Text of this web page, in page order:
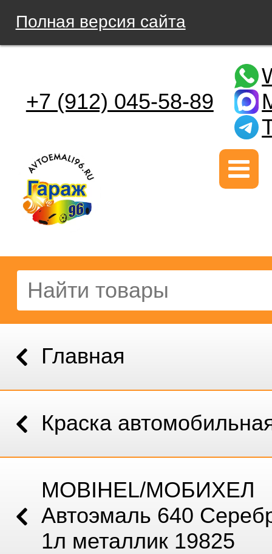
Полная версия сайта
+7 (912) 045-58-89
Главная
Краска
MOBIHEL/МОБИХЕЛ
Автоэмаль 640
1л металлик 19825